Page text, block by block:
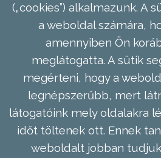
(„cookies”) alkalmazunk. A
a weboldal számára,
amennyiben Ön
meglátogatta. A sütik
megérteni, hogy a
legnépszerűbb, mert
látogatóink mely oldalakra
időt töltenek ott. Ennek
weboldalt jobban